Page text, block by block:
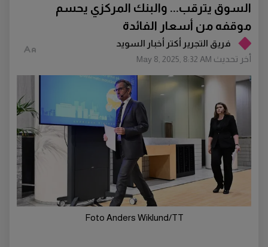
فريق التجرير أكتر أخبار السويد
أخر تحديث May 8, 2025, 8:32 AM
السوق يترقب... والبنك المركزي يحسم
موقفه من أسعار الفائدة
Foto Anders Wiklund/TT